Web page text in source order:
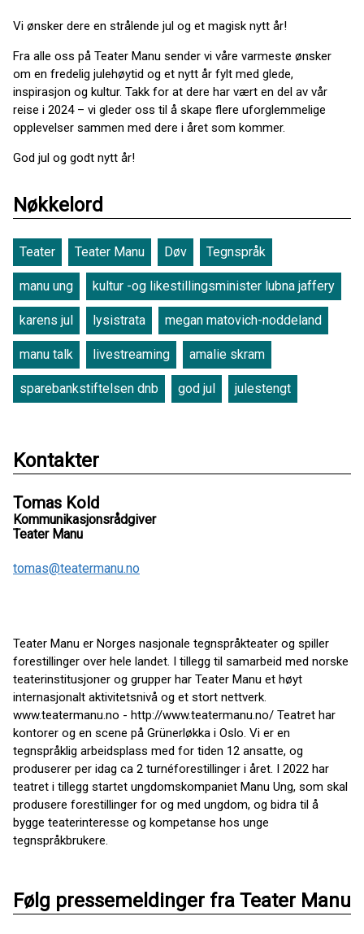
Vi ønsker dere en strålende jul og et magisk nytt år!
Fra alle oss på Teater Manu sender vi våre varmeste ønsker
om en fredelig julehøytid og et nytt år fylt med glede,
inspirasjon og kultur. Takk for at dere har vært en del av vår
reise i 2024 – vi gleder oss til å skape flere uforglemmelige
opplevelser sammen med dere i året som kommer.
God jul og godt nytt år!
Nøkkelord
Teater Teater Manu Døv Tegnspråk
manu ung kultur -og likestillingsminister lubna jaffery
karens jul lysistrata megan matovich-noddeland
manu talk livestreaming amalie skram
sparebankstiftelsen dnb god jul julestengt
Kontakter
Tomas Kold
Kommunikasjonsrådgiver
Teater Manu
tomas@teatermanu.no
Teater Manu er Norges nasjonale tegnspråkteater og spiller
forestillinger over hele landet. I tillegg til samarbeid med norske
teaterinstitusjoner og grupper har Teater Manu et høyt
internasjonalt aktivitetsnivå og et stort nettverk.
www.teatermanu.no - http://www.teatermanu.no/ Teatret har
kontorer og en scene på Grünerløkka i Oslo. Vi er en
tegnspråklig arbeidsplass med for tiden 12 ansatte, og
produserer per idag ca 2 turnéforestillinger i året. I 2022 har
teatret i tillegg startet ungdomskompaniet Manu Ung, som skal
produsere forestillinger for og med ungdom, og bidra til å
bygge teaterinteresse og kompetanse hos unge
tegnspråkbrukere.
Følg pressemeldinger fra Teater Manu